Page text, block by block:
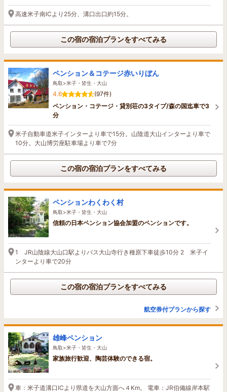
高速米子南ICより25分、溝口出口約15分。
この宿の宿泊プランをすべてみる
ペンション＆コテージ赤いりぼん
鳥取>米子・皆生・大山
4.6
(97件)
ペンション・コテージ・貸別荘の3タイプ/森の国迄車で3
分
米子自動車道米子インターより車で15分。山陰道大山インターより車で
10分。大山博労座駐車場より車で7分
この宿の宿泊プランをすべてみる
ペンションわくわく村
鳥取>米子・皆生・大山
信頼の日本ペンション協会加盟のペンションです。
1 JR山陰線大山口駅よりバス大山寺行き種原下車徒歩10分 2 米子イ
ンターより車で20分
この宿の宿泊プランをすべてみる
航空券付プランから探す
雄峰ペンション
鳥取>米子・皆生・大山
家族旅行歓迎、陶芸体験のできる宿。
車：米子道溝口ICより県道を大山方面へ４Km。 電車：JR伯備線岸本駅